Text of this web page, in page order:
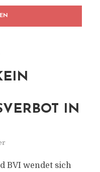
IN
BVI wendet sich